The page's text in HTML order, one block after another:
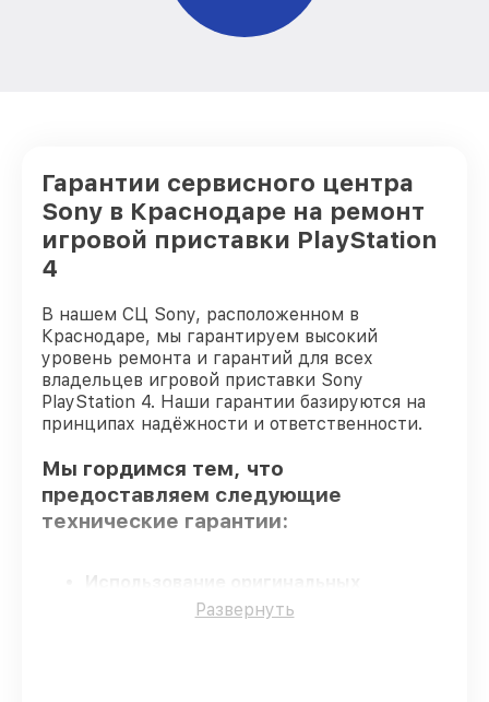
Гарантии сервисного центра
Sony в Краснодаре на ремонт
игровой приставки PlayStation
4
В нашем СЦ Sony, расположенном в
Краснодаре, мы гарантируем высокий
уровень ремонта и гарантий для всех
владельцев игровой приставки Sony
PlayStation 4. Наши гарантии базируются на
принципах надёжности и ответственности.
Мы гордимся тем, что
предоставляем следующие
технические гарантии:
– для всех видов сервиса
Развернуть